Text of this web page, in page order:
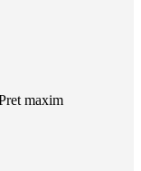
maxim